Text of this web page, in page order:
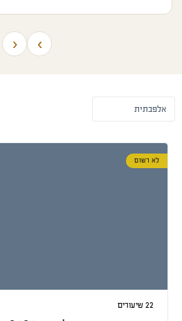
›
‹
לא רשום